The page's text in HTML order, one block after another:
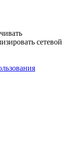
сетевой